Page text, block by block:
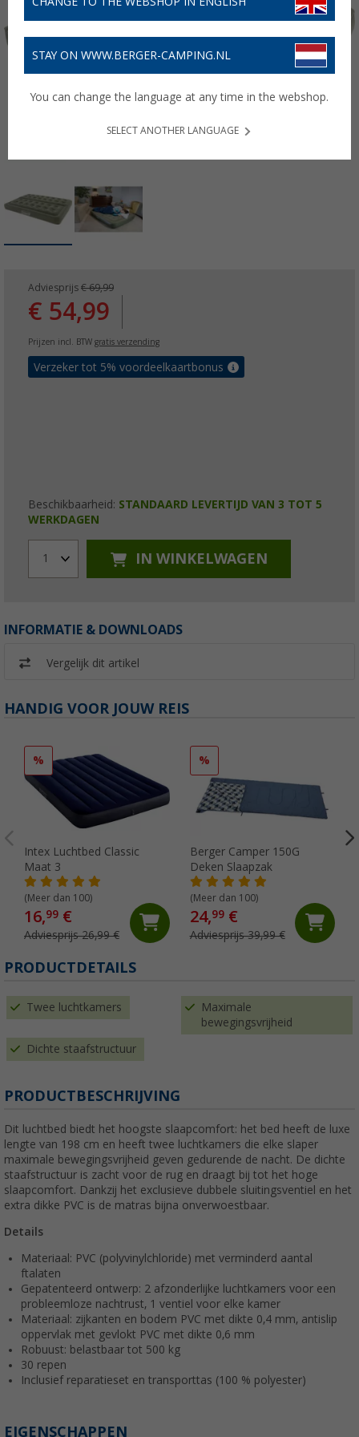
Adviesprijs € 69,99
€ 54,99
Prijzen incl. BTW gratis verzending
Verzeker tot 5% voordeelkaartbonus
Beschikbaarheid: STANDAARD LEVERTIJD VAN 3 TOT 5
WERKDAGEN
1 IN WINKELWAGEN
INFORMATIE & DOWNLOADS
Vergelijk dit artikel
HANDIG VOOR JOUW REIS
%
Intex Luchtbed Classic
Maat 3
(Meer dan 100)
16,99 €
Adviesprijs 26,99 €
%
Berger Camper 150G
Deken Slaapzak
(Meer dan 100)
24,99€
Adviesprijs 39,99 €
PRODUCTDETAILS
Twee luchtkamers
Maximale
bewegingsvrijheid
Dichte staafstructuur
PRODUCTBESCHRIJVING
Dit luchtbed biedt het hoogste slaapcomfort: het bed heeft de luxe
lengte van 198 cm en heeft twee luchtkamers die elke slaper
maximale bewegingsvrijheid geven gedurende de nacht. De dichte
staafstructuur is zacht voor de rug en draagt bij tot het hoge
slaapcomfort. Dankzij het exclusieve dubbele sluitingsventiel en het
extra dikke PVC is de matras bijna onverwoestbaar.
Details
Materiaal: PVC (polyvinylchloride) met verminderd aantal
ftalaten
Gepatenteerd ontwerp: 2 afzonderlijke luchtkamers voor een
probleemloze nachtrust, 1 ventiel voor elke kamer
Materiaal: zijkanten en bodem PVC met dikte 0,4 mm, antislip
oppervlak met gevlokt PVC met dikte 0,6 mm
Robuust: belastbaar tot 500 kg
30 repen
Inclusief reparatieset en transporttas (100 % polyester)
EIGENSCHAPPEN
STAY ON WWW.BERGER-CAMPING.NL
You can change the language at any time in the webshop.
SELECT ANOTHER LANGUAGE